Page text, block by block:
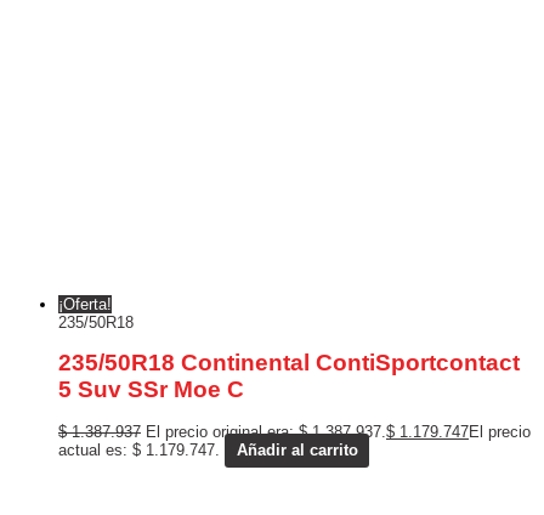
¡Oferta!
235/50R18
235/50R18 Continental ContiSportcontact
5 Suv SSr Moe C
$1.387.937 El precio original era: $ 1.387.937.$ 1.179.747El precio
actual es: $ 1.179.747.
Añadir al carrito